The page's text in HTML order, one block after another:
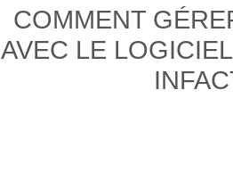
COMMENT
AVEC LE